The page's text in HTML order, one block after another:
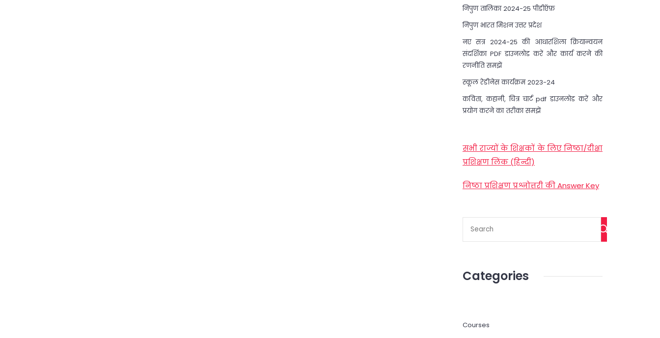
निपुण तालिका 2024-25 पीडीऍफ़
निपुण भारत मिशन उत्तर प्रदेश
नए सत्र 2024-25 की आधारशिला क्रियान्वयन
संदर्शिका PDF डाउनलोड करें और कार्य करने की
रणनीति समझें
स्कूल रेडीनेस कार्यक्रम 2023-24
कविता, कहानी, चित्र चार्ट pdf डाउनलोड करें और
प्रयोग करने का तरीका समझें
सभी राज्यों के शिक्षकों के लिए निष्ठा/दीक्षा
प्रशिक्षण लिंक (हिन्दी)
निष्ठा प्रशिक्षण प्रश्नोत्तरी की Answer Key
Categories
Courses